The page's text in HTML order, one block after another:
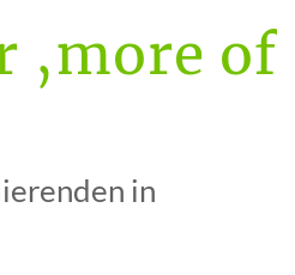
‚more of
in